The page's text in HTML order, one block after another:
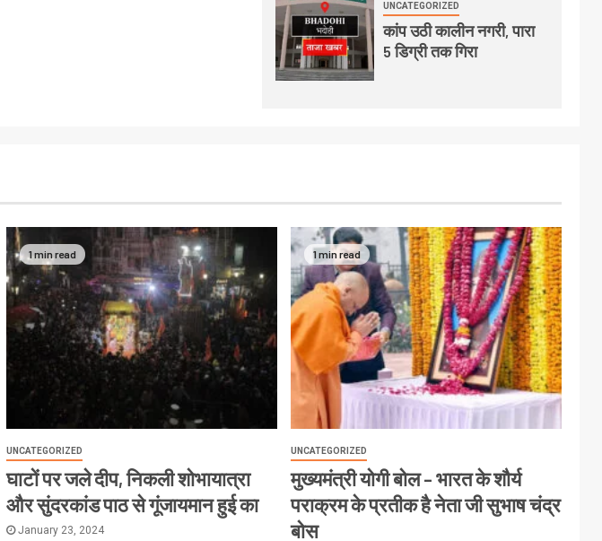
UNCATEGORIZED
कांप उठी कालीन नगरी, पारा
5 डिग्री तक गिरा
1 min read
UNCATEGORIZED
घाटों पर जले दीप, निकली शोभायात्रा
और सुंदरकांड पाठ से गूंजायमान हुई का
January 23, 2024
1 min read
UNCATEGORIZED
मुख्यमंत्री योगी बोल – भारत के शौर्य
पराक्रम के प्रतीक है नेता जी सुभाष चंद्र
बोस